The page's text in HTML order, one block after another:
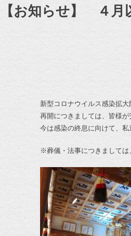
【お知らせ】 ４月
新型コロナウイルス感染拡
再開につきましては、皆様
今は感染の終息に向けて、
※葬儀・法事につきましては